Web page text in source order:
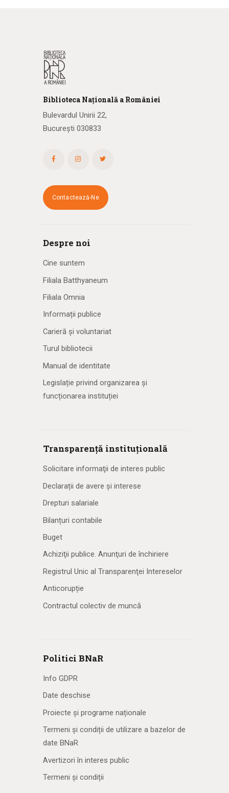
Biblioteca Națională a României
Bulevardul Unirii 22,
București 030833
Contactează-Ne
Despre noi
Cine suntem
Filiala Batthyaneum
Filiala Omnia
Informații publice
Carieră și voluntariat
Turul bibliotecii
Manual de identitate
Legislație privind organizarea și
funcționarea instituției
Transparență instituțională
Solicitare informaţii de interes public
Declarații de avere și interese
Drepturi salariale
Bilanțuri contabile
Buget
Achiziţii publice. Anunţuri de închiriere
Registrul Unic al Transparenţei Intereselor
Anticorupție
Contractul colectiv de muncă
Politici BNaR
Info GDPR
Date deschise
Proiecte și programe naționale
Termeni și condiții de utilizare a bazelor de
date BNaR
Avertizori în interes public
Termeni și condiții